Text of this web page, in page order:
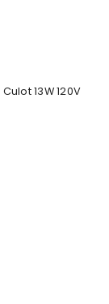
Culot 13W 120V